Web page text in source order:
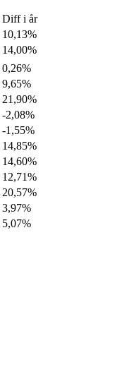
Diff i år
10,13%
14,00%
0,26%
9,65%
21,90%
-2,08%
-1,55%
14,85%
14,60%
12,71%
20,57%
3,97%
5,07%